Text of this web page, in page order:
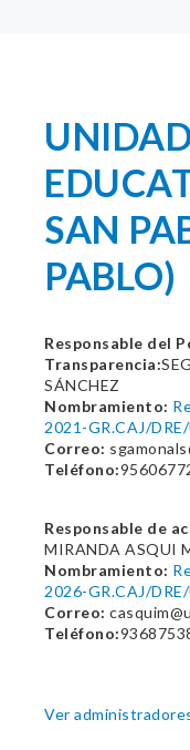
SAN
PABLO)
Responsable del
Transparencia:
SÁNCHEZ
Nombramiento:
2021-GR.CAJ/DRE/
Correo:
Teléfono:
Responsable de
MIRANDA ASQUI
Nombramiento:
2026-GR.CAJ/DRE/
Correo:
Teléfono:
Ver